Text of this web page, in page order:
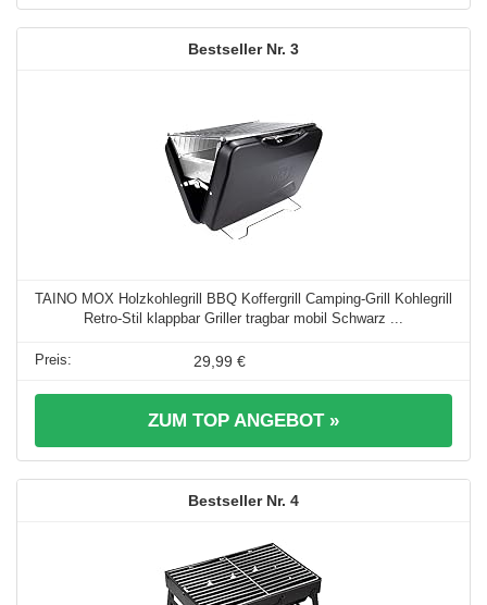
3
TAINO MOX Holzkohlegrill BBQ Koffergrill Camping-Grill Kohlegrill
Retro-Stil klappbar Griller tragbar mobil Schwarz ...
29,99 €
ZUM TOP ANGEBOT »
4